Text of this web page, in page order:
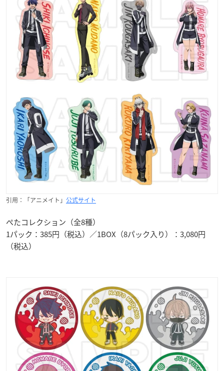
引用：「アニメイト」 公式サイト
ぺたコレクション（全8種）
1パック：385円（税込）／1BOX（8パック入り）：3,080円
（税込）